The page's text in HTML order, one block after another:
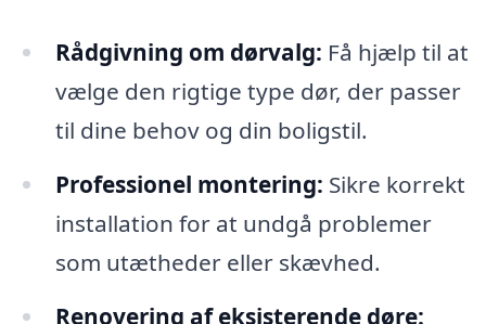
Rådgivning om dørvalg: Få hjælp til at
vælge den rigtige type dør, der passer
til dine behov og din boligstil.
Professionel montering: Sikre korrekt
installation for at undgå problemer
som utætheder eller skævhed.
Renovering af eksisterende døre: